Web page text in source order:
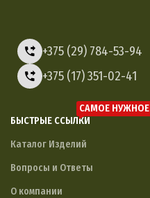
+375 (29) 784-53-94
+375 (17) 351-02-41
БЫСТРЫЕ ССЫЛКИ
САМОЕ НУЖНОЕ
Каталог Изделий
Вопросы и Ответы
О компании